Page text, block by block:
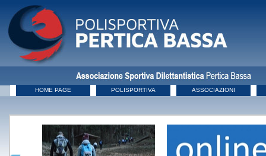
HOME PAGE POLISPORTIVA ASSOCIAZIONI